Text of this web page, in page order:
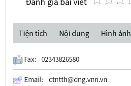
Tiện tích Nội dung Hình ảnh
Fax: 02343826580
Email: ctntth@dng.vnn.vn